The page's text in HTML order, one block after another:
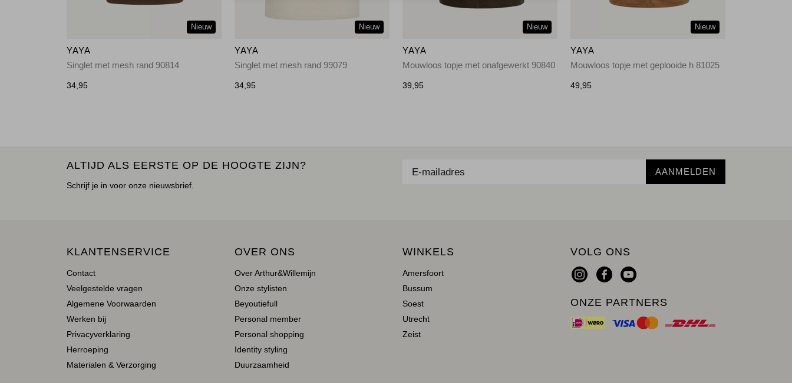
Nieuw
YAYA
Singlet met mesh rand 90814
34,95
Nieuw
YAYA
Singlet met mesh rand 99079
34,95
Nieuw
YAYA
Mouwloos topje met onafgewerkt 90840
39,95
Nieuw
YAYA
Mouwloos topje met geplooide h 81025
49,95
ALTIJD ALS EERSTE OP DE HOOGTE ZIJN?
Schrijf je in voor onze nieuwsbrief.
AANMELDEN
KLANTENSERVICE
Contact
Veelgestelde vragen
Algemene Voorwaarden
Werken bij
Privacyverklaring
Herroeping
Materialen & Verzorging
OVER ONS
Over Arthur&Willemijn
Onze stylisten
Beyoutiefull
Personal member
Personal shopping
Identity styling
Duurzaamheid
WINKELS
Amersfoort
Bussum
Soest
Utrecht
Zeist
VOLG ONS
ONZE PARTNERS